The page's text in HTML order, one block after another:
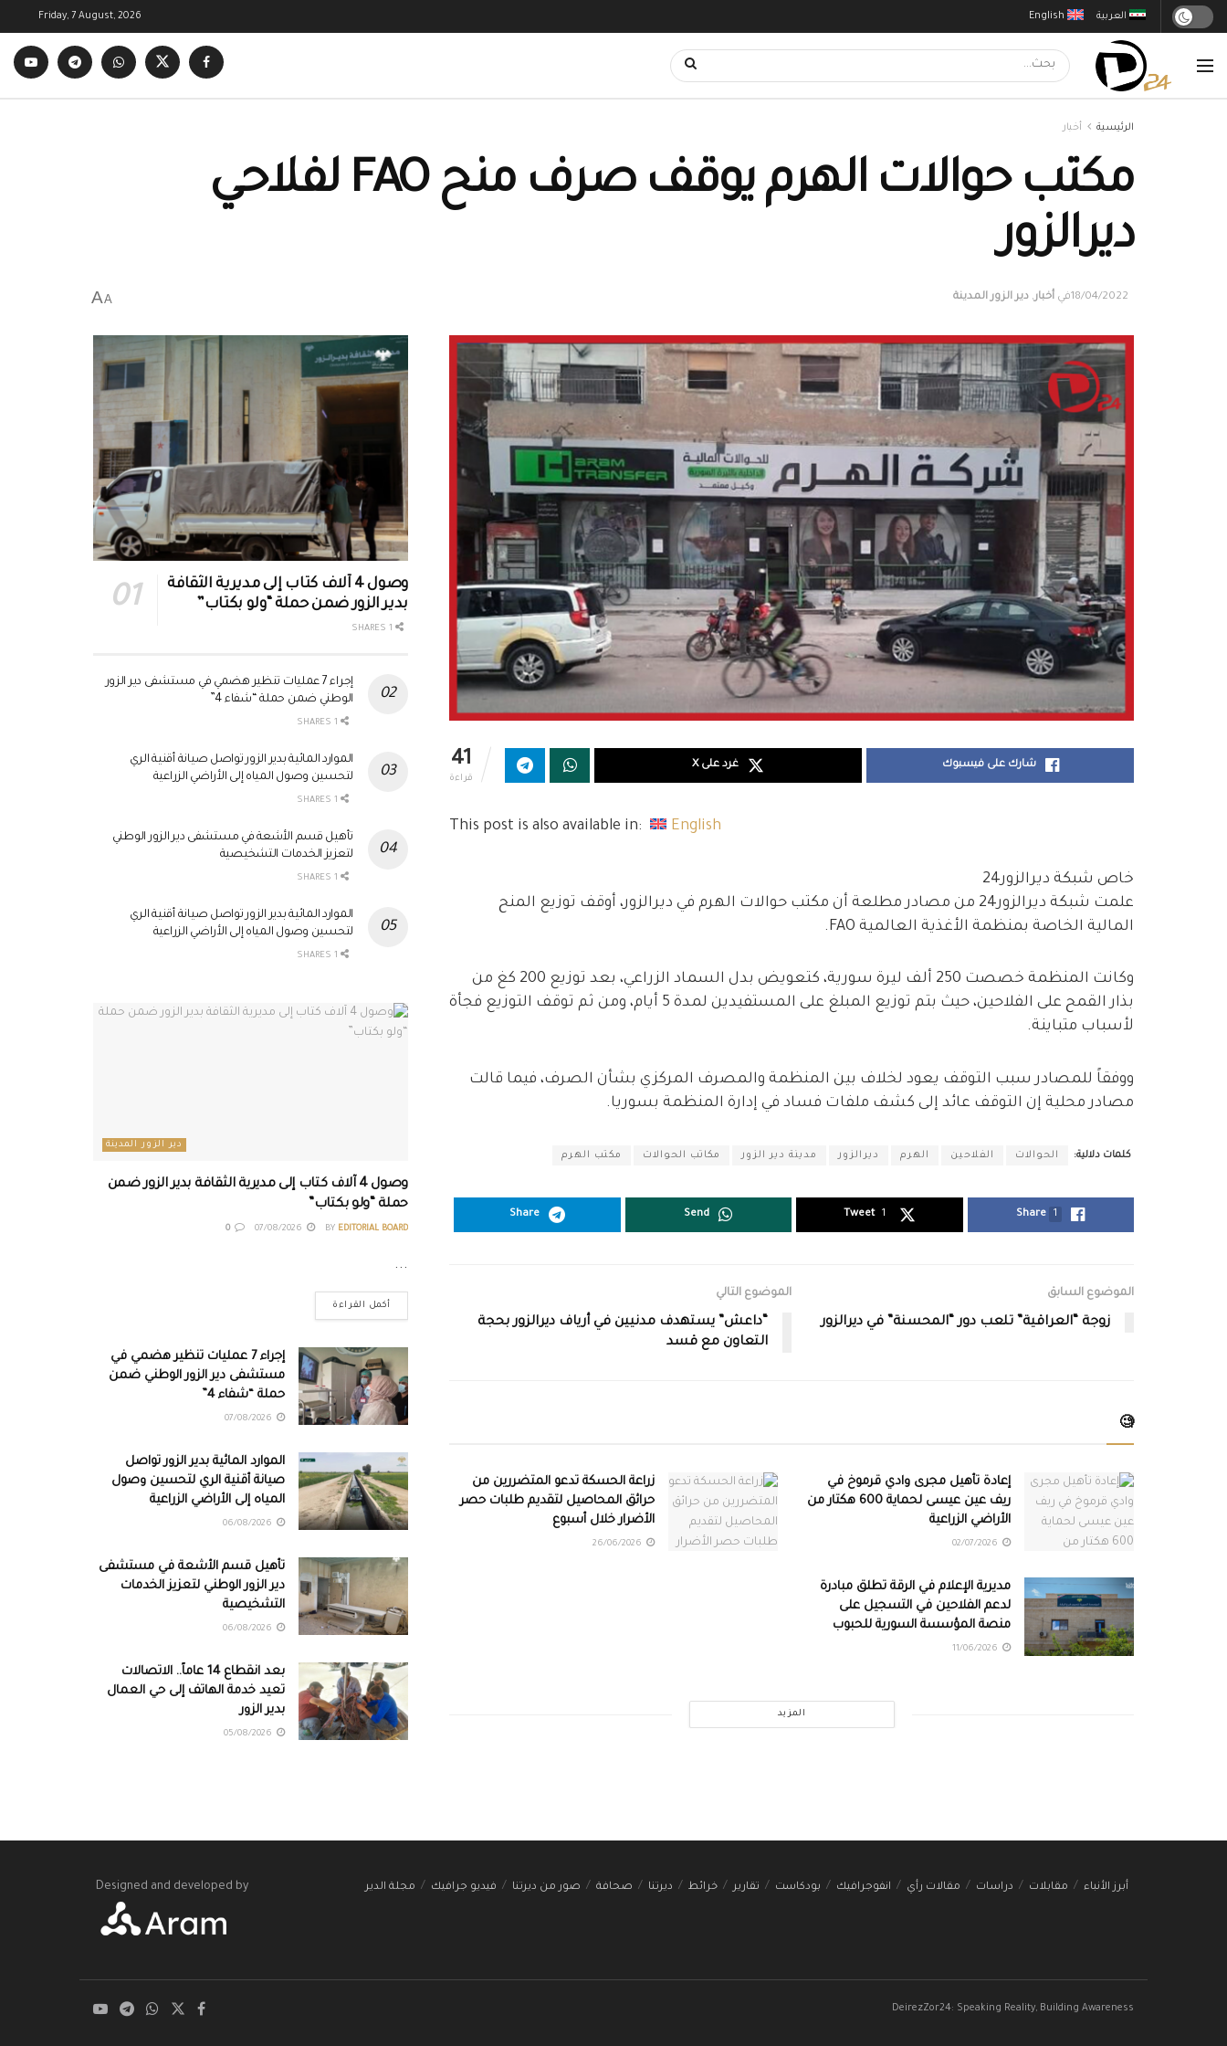
English العربية Friday, 7 August, 2026
الرئيسية أخبار
مكتب حوالات الهرم يوقف صرف منح FAO لفلاحي
ديرالزور
18/04/2022 في أخبار, دير الزور المدينة A
A
41
قراءة
شارك على فيسبوك غرد على X
This post is also available in: English
خاص شبكة ديرالزور24
علمت شبكة ديرالزور24 من مصادر مطلعة أن مكتب حوالات الهرم في ديرالزور، أوقف توزيع المنح
المالية الخاصة بمنظمة الأغذية العالمية FAO.
وكانت المنظمة خصصت 250 ألف ليرة سورية، كتعويض بدل السماد الزراعي، بعد توزيع 200 كغ من
بذار القمح على الفلاحين، حيث بتم توزيع المبلغ على المستفيدين لمدة 5 أيام، ومن ثم توقف التوزيع فجأة
لأسباب متباينة.
ووفقاً للمصادر سبب التوقف يعود لخلاف بين المنظمة والمصرف المركزي بشأن الصرف، فيما قالت
مصادر محلية إن التوقف عائد إلى كشف ملفات فساد في إدارة المنظمة بسوريا.
كلمات دلالية: الحوالات الفلاحين الهرم ديرالزور مدينة دير الزور مكاتب الحوالات مكتب الهرم
Share 1
Tweet 1
Send
Share
الموضوع السابق
زوجة “العراقية” تلعب دور “المحسنة” في ديرالزور
الموضوع التالي
“داعش” يستهدف مدنيين في أرياف ديرالزور بحجة
التعاون مع قسد
🧐
إعادة تأهيل مجرى وادي قرموخ في
ريف عين عيسى لحماية 600 هكتار من
الأراضي الزراعية
زراعة الحسكة تدعو المتضررين من
حرائق المحاصيل لتقديم طلبات حصر
الأضرار خلال أسبوع
مديرية الإعلام في الرقة تطلق مبادرة
لدعم الفلاحين في التسجيل على
منصة المؤسسة السورية للحبوب
المزيد
وصول 4 آلاف كتاب إلى مديرية الثقافة
بدير الزور ضمن حملة “ولو بكتاب”
إجراء 7 عمليات تنظير هضمي في مستشفى دير الزور
الوطني ضمن حملة “شفاء 4”
الموارد المائية بدير الزور تواصل صيانة أقنية الري
لتحسين وصول المياه إلى الأراضي الزراعية
تأهيل قسم الأشعة في مستشفى دير الزور الوطني
لتعزيز الخدمات التشخيصية
الموارد المائية بدير الزور تواصل صيانة أقنية الري
لتحسين وصول المياه إلى الأراضي الزراعية
دير الزور المدينة
وصول 4 آلاف كتاب إلى مديرية الثقافة بدير الزور ضمن
حملة “ولو بكتاب”
BY EDITORIAL BOARD
0
...
أكمل القراءة
إجراء 7 عمليات تنظير هضمي في
مستشفى دير الزور الوطني ضمن
حملة “شفاء 4”
الموارد المائية بدير الزور تواصل
صيانة أقنية الري لتحسين وصول
المياه إلى الأراضي الزراعية
تأهيل قسم الأشعة في مستشفى
دير الزور الوطني لتعزيز الخدمات
التشخيصية
بعد انقطاع 14 عاماً.. الاتصالات
تعيد خدمة الهاتف إلى حي العمال
بدير الزور
أبرز الأنباء مقابلات دراسات مقالات رأي انفوجرافيك بودكاست تقارير خرائط ديرتنا صحافة صور من ديرتنا فيديو جرافيك مجلة الدير Designed and developed by
DeirezZor24: Speaking Reality, Building Awareness